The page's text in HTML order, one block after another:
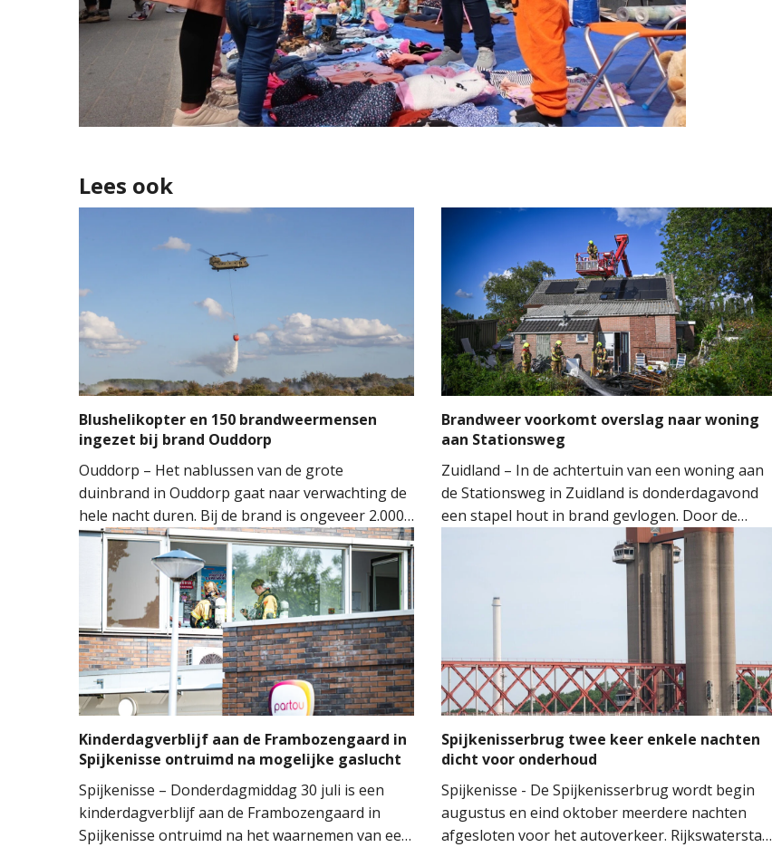
Lees ook
Blushelikopter en 150 brandweermensen
ingezet bij brand Ouddorp
Ouddorp – Het nablussen van de grote
duinbrand in Ouddorp gaat naar verwachting de
hele nacht duren. Bij de brand is ongeveer 2.000
vierkante meter natuur verloren gegaan. De
brand ontstond rond 14.00 uur, waarna de
brandweer groots opschaalde. Tientallen
brandweervoertuigen en ongeveer 150
brandweermensen werden ingezet om het vuur
onder controle te krijgen.
Brandweer voorkomt overslag naar woning
aan Stationsweg
Zuidland – In de achtertuin van een woning aan
de Stationsweg in Zuidland is donderdagavond
een stapel hout in brand gevlogen. Door de
snelle inzet van de brandweer kon worden
voorkomen dat het vuur oversloeg naar de
Kinderdagverblijf aan de Frambozengaard in
Spijkenisse ontruimd na mogelijke gaslucht
Spijkenisse – Donderdagmiddag 30 juli is een
kinderdagverblijf aan de Frambozengaard in
Spijkenisse ontruimd na het waarnemen van een
Spijkenisserbrug twee keer enkele nachten
dicht voor onderhoud
Spijkenisse - De Spijkenisserbrug wordt begin
augustus en eind oktober meerdere nachten
afgesloten voor het autoverkeer. Rijkswaterstaat